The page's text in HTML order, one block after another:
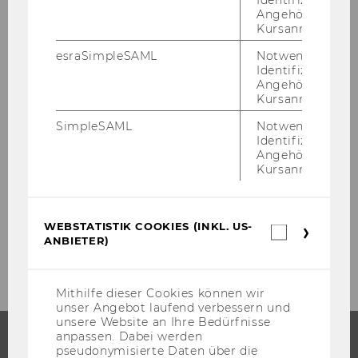
WU Pres­se­infor­ma­ti­on "ITalks IV" als PDF
ZURÜCK ZUR ÜBERSICHT
Archiv
Angehörige/r für
Kursanmeldung.
esraSimpleSAML
Notwendig zur
Identifizierung
Angehörige/r für
Kursanmeldung.
SimpleSAML
Notwendig zur
Identifizierung
Angehörige/r für
Kursanmeldung.
WEBSTATISTIK COOKIES (INKL. US-
ANBIETER)
Mithilfe dieser Cookies können wir
unser Angebot laufend verbessern und
unsere Website an Ihre Bedürfnisse
anpassen. Dabei werden
pseudonymisierte Daten über die